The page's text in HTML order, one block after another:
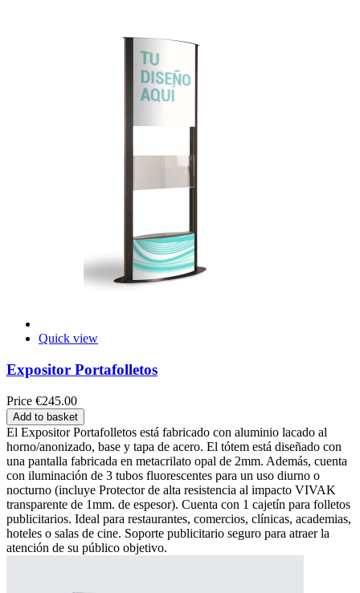
Quick view
Expositor Portafolletos
Price €245.00
Add to basket
El Expositor Portafolletos está fabricado con aluminio lacado al
horno/anonizado, base y tapa de acero. El tótem está diseñado con
una pantalla fabricada en metacrilato opal de 2mm. Además, cuenta
con iluminación de 3 tubos fluorescentes para un uso diurno o
nocturno (incluye Protector de alta resistencia al impacto VIVAK
transparente de 1mm. de espesor). Cuenta con 1 cajetín para folletos
publicitarios. Ideal para restaurantes, comercios, clínicas, academias,
hoteles o salas de cine. Soporte publicitario seguro para atraer la
atención de su público objetivo.